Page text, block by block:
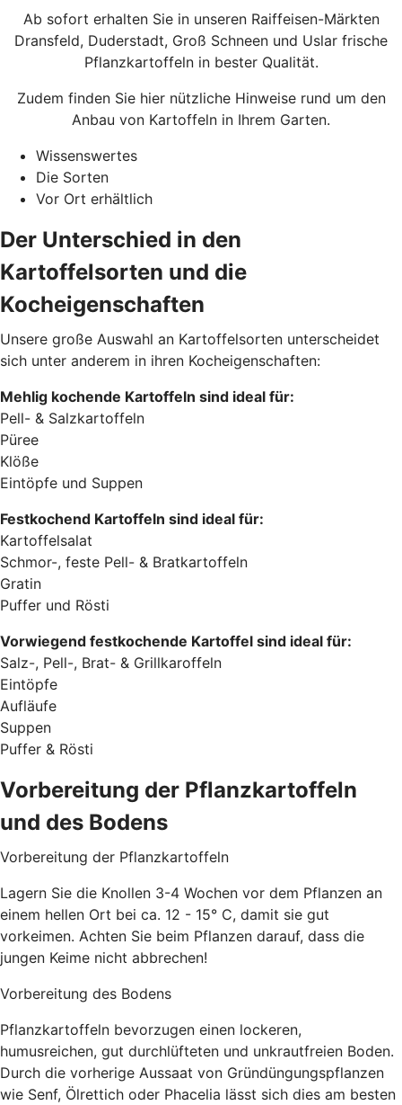
Ab sofort erhalten Sie in unseren Raiffeisen-Märkten
Dransfeld, Duderstadt, Groß Schneen und Uslar frische
Pflanzkartoffeln in bester Qualität.
Zudem finden Sie hier nützliche Hinweise rund um den
Anbau von Kartoffeln in Ihrem Garten.
Wissenswertes
Die Sorten
Vor Ort erhältlich
Der Unterschied in den
Kartoffelsorten und die
Kocheigenschaften
Unsere große Auswahl an Kartoffelsorten unterscheidet
sich unter anderem in ihren Kocheigenschaften:
Mehlig kochende Kartoffeln sind ideal für:
Pell- & Salzkartoffeln
Püree
Klöße
Eintöpfe und Suppen
Festkochend Kartoffeln sind ideal für:
Kartoffelsalat
Schmor-, feste Pell- & Bratkartoffeln
Gratin
Puffer und Rösti
Vorwiegend festkochende Kartoffel sind ideal für:
Salz-, Pell-, Brat- & Grillkaroffeln
Eintöpfe
Aufläufe
Suppen
Puffer & Rösti
Vorbereitung der Pflanzkartoffeln
und des Bodens
Vorbereitung der Pflanzkartoffeln
Lagern Sie die Knollen 3-4 Wochen vor dem Pflanzen an
einem hellen Ort bei ca. 12 - 15° C, damit sie gut
vorkeimen. Achten Sie beim Pflanzen darauf, dass die
jungen Keime nicht abbrechen!
Vorbereitung des Bodens
Pflanzkartoffeln bevorzugen einen lockeren,
humusreichen, gut durchlüfteten und unkrautfreien Boden.
Durch die vorherige Aussaat von Gründüngungspflanzen
wie Senf, Ölrettich oder Phacelia lässt sich dies am besten